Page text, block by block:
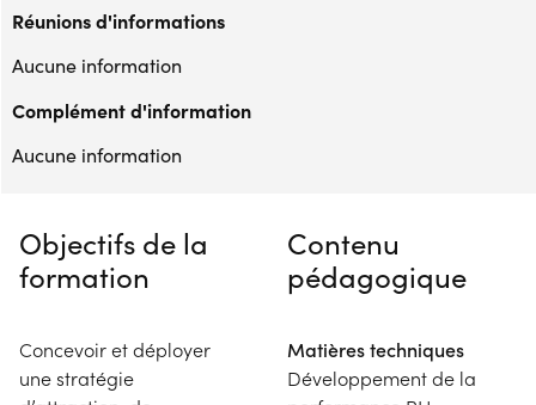
Réunions d'informations
Aucune information
Complément d'information
Aucune information
Objectifs de la
formation
Concevoir et déployer
une stratégie
Contenu
pédagogique
Matières techniques
Développement de la